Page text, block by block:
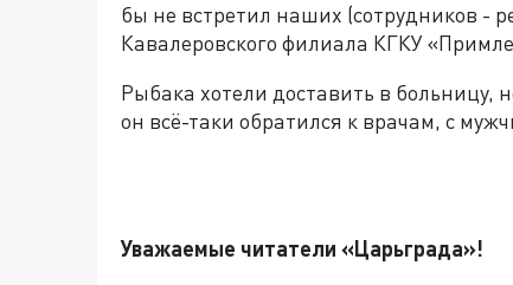
бы не встретил наших (сотрудников -
Кавалеровского филиала КГКУ
Рыбака хотели доставить в больницу,
он всё-таки обратился к врачам, с
Уважаемые читатели